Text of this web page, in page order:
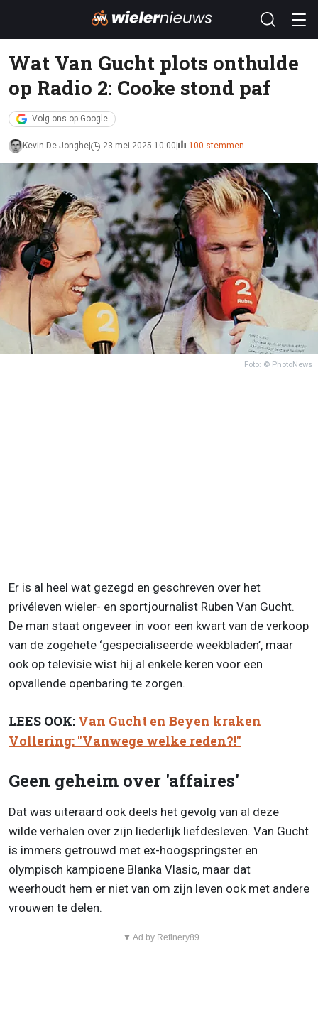
Wat Van Gucht plots onthulde
op Radio 2: Cooke stond paf
Volg ons op Google
Kevin De Jonghe 23 mei 2025 10:00 100 stemmen
Foto: © PhotoNews
Er is al heel wat gezegd en geschreven over het
privéleven wieler- en sportjournalist Ruben Van Gucht.
De man staat ongeveer in voor een kwart van de verkoop
van de zogehete ‘gespecialiseerde weekbladen’, maar
ook op televisie wist hij al enkele keren voor een
opvallende openbaring te zorgen.
LEES OOK: Van Gucht en Beyen kraken
Vollering: "Vanwege welke reden?!"
Geen geheim over 'affaires'
Dat was uiteraard ook deels het gevolg van al deze
wilde verhalen over zijn liederlijk liefdesleven. Van Gucht
is immers getrouwd met ex-hoogspringster en
olympisch kampioene Blanka Vlasic, maar dat
weerhoudt hem er niet van om zijn leven ook met andere
vrouwen te delen.
▼ Ad by Refinery89